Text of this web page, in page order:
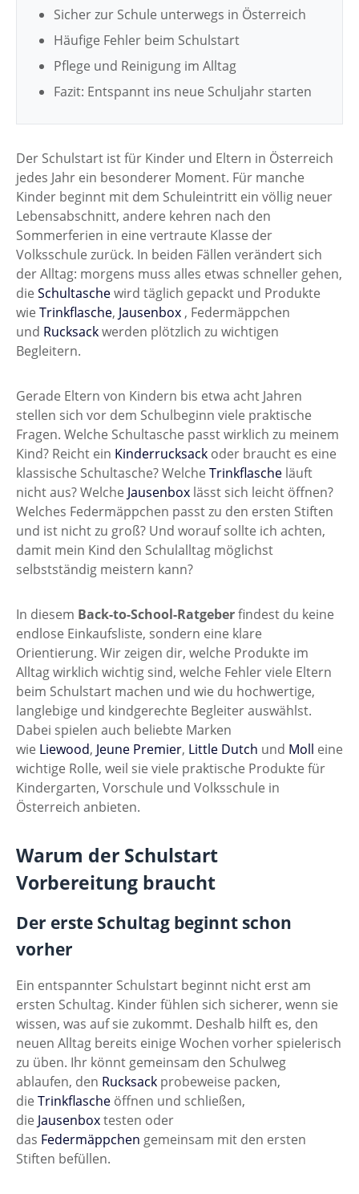
Sicher zur Schule unterwegs in Österreich
Häufige Fehler beim Schulstart
Pflege und Reinigung im Alltag
Fazit: Entspannt ins neue Schuljahr starten
Der Schulstart ist für Kinder und Eltern in Österreich
jedes Jahr ein besonderer Moment. Für manche
Kinder beginnt mit dem Schuleintritt ein völlig neuer
Lebensabschnitt, andere kehren nach den
Sommerferien in eine vertraute Klasse der
Volksschule zurück. In beiden Fällen verändert sich
der Alltag: morgens muss alles etwas schneller gehen,
die Schultaschewird täglich gepackt und Produkte
wie Trinkflasche, Jausenbox , Federmäppchen
und Rucksackwerden plötzlich zu wichtigen
Begleitern.
Gerade Eltern von Kindern bis etwa acht Jahren
stellen sich vor dem Schulbeginn viele praktische
Fragen. Welche Schultasche passt wirklich zu meinem
Kind? Reicht ein Kinderrucksack oder braucht es eine
klassische Schultasche? Welche Trinkflasche läuft
nicht aus? Welche Jausenbox lässt sich leicht öffnen?
Welches Federmäppchen passt zu den ersten Stiften
und ist nicht zu groß? Und worauf sollte ich achten,
damit mein Kind den Schulalltag möglichst
selbstständig meistern kann?
In diesem Back-to-School-Ratgeberfindest du keine
endlose Einkaufsliste, sondern eine klare
Orientierung. Wir zeigen dir, welche Produkte im
Alltag wirklich wichtig sind, welche Fehler viele Eltern
beim Schulstart machen und wie du hochwertige,
langlebige und kindgerechte Begleiter auswählst.
Dabei spielen auch beliebte Marken
wie Liewood, Jeune Premier, Little Dutch und Moll eine
wichtige Rolle, weil sie viele praktische Produkte für
Kindergarten, Vorschule und Volksschule in
Österreich anbieten.
Warum der Schulstart
Vorbereitung braucht
Der erste Schultag beginnt schon
vorher
Ein entspannter Schulstart beginnt nicht erst am
ersten Schultag. Kinder fühlen sich sicherer, wenn sie
wissen, was auf sie zukommt. Deshalb hilft es, den
neuen Alltag bereits einige Wochen vorher spielerisch
zu üben. Ihr könnt gemeinsam den Schulweg
ablaufen, den Rucksack probeweise packen,
die Trinkflasche öffnen und schließen,
die Jausenboxtesten oder
das Federmäppchen gemeinsam mit den ersten
Stiften befüllen.